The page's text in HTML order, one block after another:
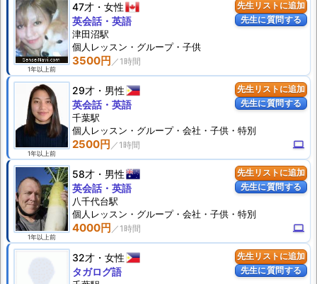
先生リストに追加
先生に質問する
1年以上前
47才 女性
3500円
英会話・英語
津田沼駅
個人 レッスン ・グループ・子供
先生リストに追加
先生に質問する
1年以上前
29才 男性
2500円 computer
英会話・英語
千葉駅
個人 レッスン ・グループ・会社・子供・特別
先生リストに追加
先生に質問する
1年以上前
58才 男性
4000円 computer
英会話・英語
八千代台駅
個人 レッスン ・グループ・会社・子供・特別
先生リストに追加
先生に質問する
32才 女性
タガログ語